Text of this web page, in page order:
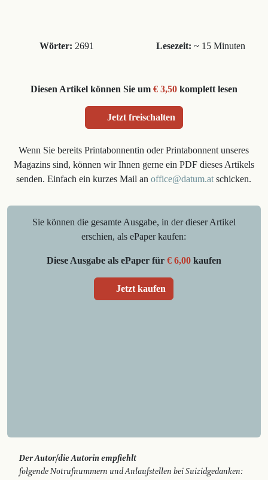
Wörter: 2691 Lesezeit: ~ 15 Minuten
Diesen Artikel können Sie um € 3,50komplett lesen
Jetzt freischalten
Wenn Sie bereits Printabonnentin oder Printabonnent unseres
Magazins sind, können wir Ihnen gerne ein PDF dieses Artikels
senden. Einfach ein kurzes Mail anoffice@datum.at schicken.
Sie können die gesamte Ausgabe, in der dieser Artikel
erschien, als ePaper kaufen:
Diese Ausgabe als ePaper für € 6,00kaufen
Jetzt kaufen
Der Autor/die Autorin empfiehlt
folgende Notrufnummern und Anlaufstellen bei Suizidgedanken: